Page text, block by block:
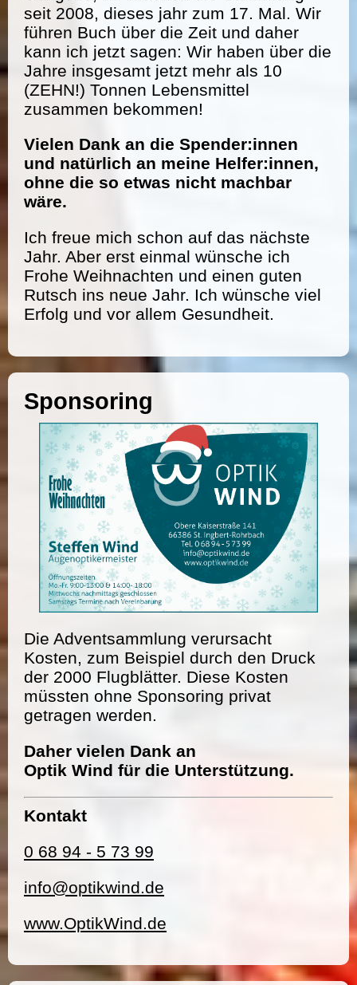
seit 2008, dieses jahr zum 17. Mal. Wir
führen Buch über die Zeit und daher
kann ich jetzt sagen: Wir haben über die
Jahre insgesamt jetzt mehr als 10
(ZEHN!) Tonnen Lebensmittel
zusammen bekommen!
Vielen Dank an die Spender:innen
und natürlich an meine Helfer:innen,
ohne die so etwas nicht machbar
wäre.
Ich freue mich schon auf das nächste
Jahr. Aber erst einmal wünsche ich
Frohe Weihnachten und einen guten
Rutsch ins neue Jahr. Ich wünsche viel
Erfolg und vor allem Gesundheit.
Sponsoring
Die Adventsammlung verursacht
Kosten, zum Beispiel durch den Druck
der 2000 Flugblätter. Diese Kosten
müssten ohne Sponsoring privat
getragen werden.
Daher vielen Dank an
Optik Wind für die Unterstützung.
Kontakt
0 68 94 - 5 73 99
info@optikwind.de
www.OptikWind.de